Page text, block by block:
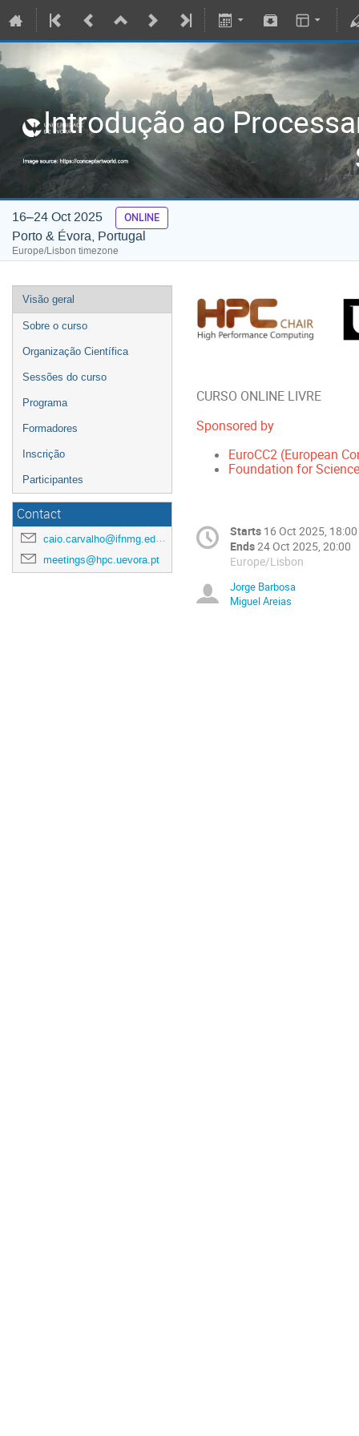
Introdução ao
16–24 Oct 2025 ONLINE
Porto & Évora, Portugal
Europe/Lisbon timezone
Visão geral
Sobre o curso
Organização Científica
Sessões do curso
Programa
Formadores
Inscrição
Participantes
Contact
caio.carvalho@ifnmg.edu.br
meetings@hpc.uevora.pt
CURSO ONLINE LIVRE
Sponsored by
EuroCC2 (European
Foundation for
Starts 16 Oct 2025, 18:00
Ends24 Oct 2025, 20:00
Europe/Lisbon
Jorge Barbosa
Miguel Areias